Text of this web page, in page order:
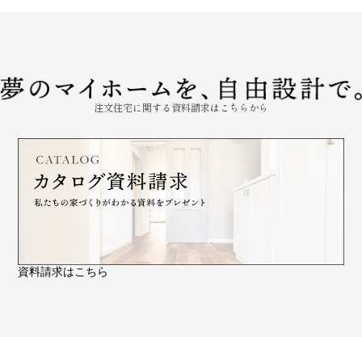
注文住宅に関する資料請求はこちらから
資料請求はこちら